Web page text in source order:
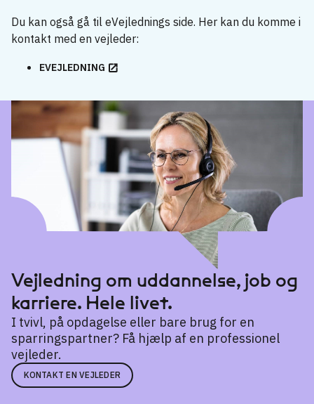
Du kan også gå til eVejlednings side. Her kan du komme i
kontakt med en vejleder:
EVEJLEDNING
Vejledning om uddannelse, job og
karriere. Hele livet.
I tvivl, på opdagelse eller bare brug for en
sparringspartner? Få hjælp af en professionel
vejleder.
KONTAKT EN VEJLEDER